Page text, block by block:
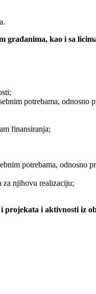
građanima, kao i sa
potrebama, odnosno
finansiranja;
potrebama, odnosno
za njihovu realizaciju;
projekata i aktivnosti iz